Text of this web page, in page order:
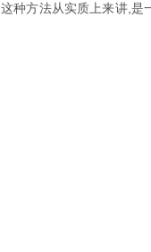
方法从实质上来讲,是